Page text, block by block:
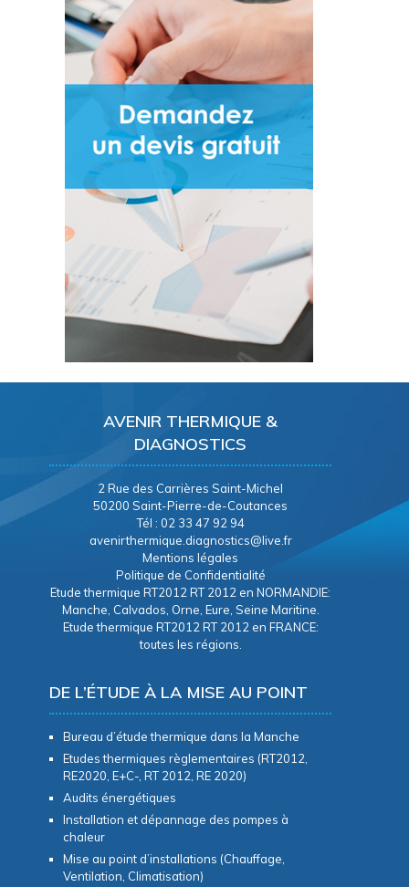
AVENIR THERMIQUE &
DIAGNOSTICS
2 Rue des Carrières Saint-Michel
50200 Saint-Pierre-de-Coutances
Tél : 02 33 47 92 94
avenirthermique.diagnostics@live.fr
Mentions légales
Politique de Confidentialité
Etude thermique RT2012 RT 2012 en NORMANDIE:
Manche, Calvados, Orne, Eure, Seine Maritine.
Etude thermique RT2012 RT 2012 en FRANCE:
toutes les régions.
DE L’ÉTUDE À LA MISE AU POINT
Bureau d’étude thermique dans la Manche
Etudes thermiques règlementaires (RT2012,
RE2020, E+C-, RT 2012, RE 2020)
Audits énergétiques
Installation et dépannage des pompes à
chaleur
Mise au point d’installations (Chauffage,
Ventilation, Climatisation)